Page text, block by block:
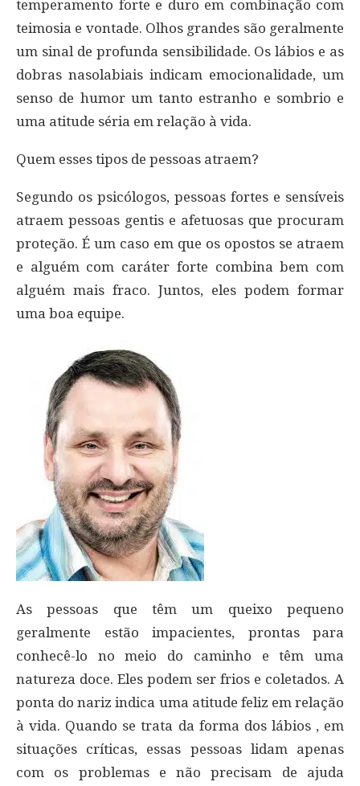
temperamento forte e duro em combinação com
teimosia e vontade. Olhos grandes são geralmente
um sinal de profunda sensibilidade. Os lábios e as
dobras nasolabiais indicam emocionalidade, um
senso de humor um tanto estranho e sombrio e
uma atitude séria em relação à vida.
Quem esses tipos de pessoas atraem?
Segundo os psicólogos, pessoas fortes e sensíveis
atraem pessoas gentis e afetuosas que procuram
proteção. É um caso em que os opostos se atraem
e alguém com caráter forte combina bem com
alguém mais fraco. Juntos, eles podem formar
uma boa equipe.
As pessoas que têm um queixo pequeno
geralmente estão impacientes, prontas para
conhecê-lo no meio do caminho e têm uma
natureza doce. Eles podem ser frios e coletados. A
ponta do nariz indica uma atitude feliz em relação
à vida. Quando se trata da forma dos lábios , em
situações críticas, essas pessoas lidam apenas
com os problemas e não precisam de ajuda